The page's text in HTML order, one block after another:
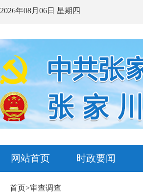
2026年08月06日 星期四
网站首页 时政要闻
首页>审查调查